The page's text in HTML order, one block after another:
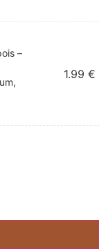
–
1.99 €